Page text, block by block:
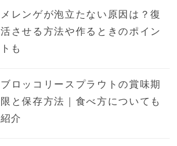
メレンゲが泡立たない原因は？復
活させる方法や作るときのポイン
トも
ブロッコリースプラウトの賞味期
限と保存方法｜食べ方についても
紹介